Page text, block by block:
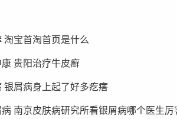
淘宝首淘首页是什么
贵阳治疗牛皮癣
银屑病身上起了好多疙瘩
南京皮肤病研究所看银屑病哪个医生厉